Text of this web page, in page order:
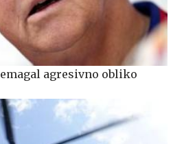
agresivno obliko